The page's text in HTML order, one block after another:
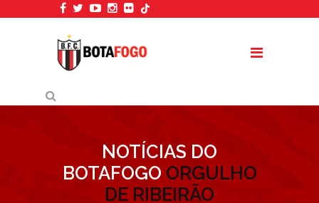
NOTÍCIAS DO
BOTAFOGO ORGULHO
DE RIBEIRÃO